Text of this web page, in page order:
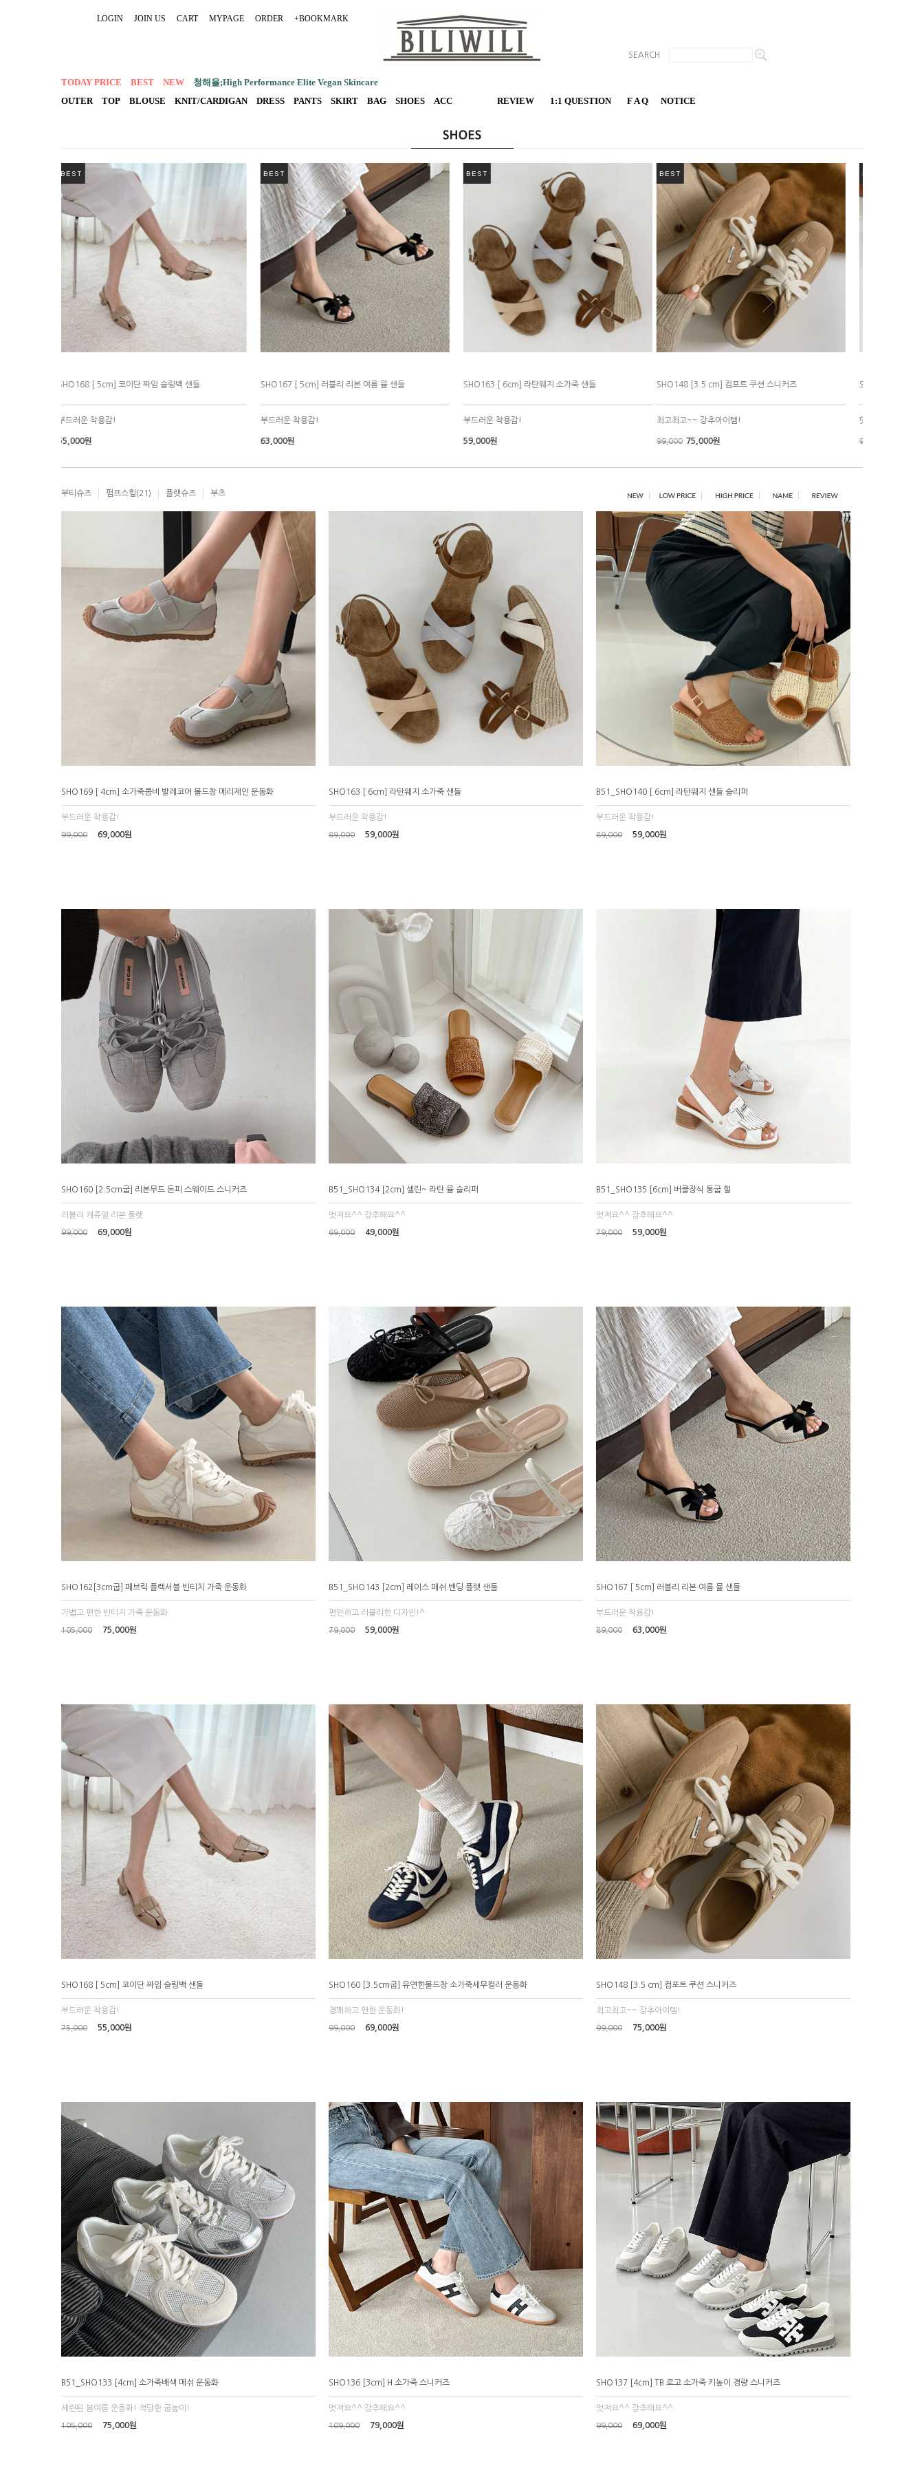
LOGIN JOIN US CART MYPAGE ORDER +BOOKMARK
SEARCH
TODAY PRICE BEST NEW
청해율;High Performance Elite Vegan Skincare
OUTER
TOP BLOUSE KNIT/CARDIGAN DRESS PANTS SKIRT BAG SHOES ACC REVIEW 1:1 QUESTION F A Q NOTICE
SHO148 [3.5 cm] 컴포트 쿠션 스니커즈
최고최고~~ 강추아이템!
99,000
SHO137 [4cm] TB 로고 소가죽 키높이 경량 스니커즈
멋져요^^ 강추해요^^
99,000
SHO136 [3cm] H 소가죽 스니커즈
멋져요^^ 강추해요^^
109,000
부티슈즈 펌프스힐(21) 플랫슈즈 부츠
SHO169 [ 4cm] 소가죽콤비 발레코어 몰드창 메리제인 운동화
부드러운 착용감!
99,000 69,000원
SHO163 [ 6cm] 라탄웨지 소가죽 샌들
부드러운 착용감!
89,000 59,000원
B51_SHO140 [ 6cm] 라탄웨지 샌들 슬리퍼
부드러운 착용감!
89,000 59,000원
SHO160 [2.5cm굽] 리본무드 돈피 스웨이드 스니커즈
러블리 캐쥬얼 리본 플렛
99,000 69,000원
B51_SHO134 [2cm] 셀린~ 라탄 뮬 슬리퍼
멋져요^^ 강추해요^^
69,000 49,000원
B51_SHO135 [6cm] 버클장식 통굽 힐
멋져요^^ 강추해요^^
79,000 59,000원
SHO162[3cm굽] 페브릭 플렉서블 빈티치 가죽 운동화
가볍고 편한 빈티지 가죽 운동화
105,000 75,000원
B51_SHO143 [2cm] 레이스 매쉬 밴딩 플랫 샌들
편안하고 러블리한 디자인!^
79,000 59,000원
SHO167 [ 5cm] 러블리 리본 여름 뮬 샌들
부드러운 착용감!
89,000 63,000원
SHO168 [ 5cm] 코이단 짜임 슬링백 샌들
부드러운 착용감!
75,000 55,000원
SHO160 [3.5cm굽] 유연한몰드창 소가죽세무컬러 운동화
경쾌하고 편한 운동화!
99,000 69,000원
SHO148 [3.5 cm] 컴포트 쿠션 스니커즈
최고최고~~ 강추아이템!
99,000 75,000원
B51_SHO133 [4cm] 소가죽배색 메쉬 운동화
세련된 봄여름 운동화! 적당한 굽높이!
105,000 75,000원
SHO136 [3cm] H 소가죽 스니커즈
멋져요^^ 강추해요^^
109,000 79,000원
SHO137 [4cm] TB 로고 소가죽 키높이 경량 스니커즈
멋져요^^ 강추해요^^
99,000 69,000원